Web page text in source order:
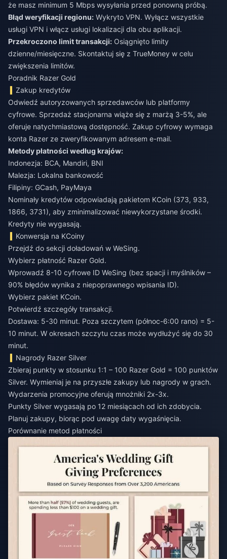
że masz minimum 5 Mbps wysyłania przed ponowną próbą.
Błąd weryfikacji regionu: Wykryto VPN. Wyłącz wszystkie
usługi VPN i włącz usługi lokalizacji dla obu aplikacji.
Przekroczono limit transakcji: Osiągnięto limity
dzienne/miesięczne. Skontaktuj się z TrueMoney w celu
zwiększenia limitów.
Poradnik Razer Gold
Zakup kredytów
Odwiedź autoryzowanych sprzedawców lub platformy
cyfrowe. Sprzedaż stacjonarna wiąże się z marżą 3-5%, ale
oferuje natychmiastową dostępność. Zakup cyfrowy wymaga
konta Razer ze zweryfikowanym adresem e-mail.
Metody płatności według krajów:
Indonezja: BCA, Mandiri, BNI
Malezja: Lokalna bankowość
Filipiny: GCash, PayMaya
Nominały kredytów odpowiadają pakietom KCoin (373, 933,
1866, 3731), aby zminimalizować niewykorzystane środki.
Kredyty nie wygasają.
Konwersja na KCoiny
Przejdź do sekcji doładowań w WeSing.
Wybierz płatność Razer Gold.
Wprowadź 8-10 cyfrowe ID WeSing (bez spacji i myślników –
90% błędów wynika z niepoprawnego wpisania ID).
Wybierz pakiet KCoin.
Potwierdź szczegóły transakcji.
Dostawa: 5-30 minut. Poza szczytem (północ-6:00 rano) = 5-
10 minut. W okresach szczytu czas może wydłużyć się do 30
minut.
Nagrody Razer Silver
Zbieraj punkty w stosunku 1:1 – 100 Razer Gold = 100 punktów
Silver. Wymieniaj je na przyszłe zakupy lub nagrody w grach.
Wydarzenia promocyjne oferują mnożniki 2x-3x.
Punkty Silver wygasają po 12 miesiącach od ich zdobycia.
Planuj zakupy, biorąc pod uwagę daty wygaśnięcia.
Porównanie metod płatności